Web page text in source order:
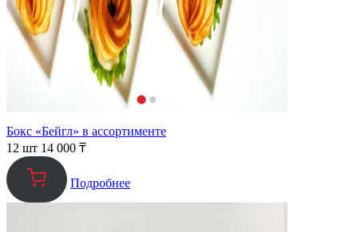
Бокс «Бейгл» в ассортименте
12 шт 14 000 ₸
Подробнее